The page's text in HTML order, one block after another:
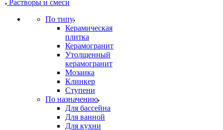
Растворы и смеси
По типу
Керамическая
плитка
Керамогранит
Утолщенный
керамогранит
Мозаика
Клинкер
Ступени
По назначению
Для бассейна
Для ванной
Для кухни